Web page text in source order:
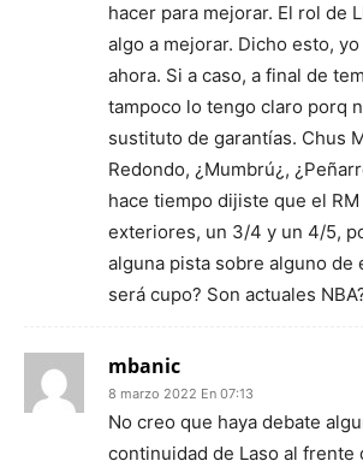
hacer para mejorar. El rol de
algo a mejorar. Dicho esto,
ahora. Si a caso, a final de
tampoco lo tengo claro porq
sustituto de garantías. Chus
Redondo, ¿Mumbrú¿,
hace tiempo dijiste que el
exteriores, un 3/4 y un 4/5,
alguna pista sobre alguno de
será cupo? Son actuales
mbanic
8 marzo 2022 En 07:13
No creo que haya debate
continuidad de Laso al frente